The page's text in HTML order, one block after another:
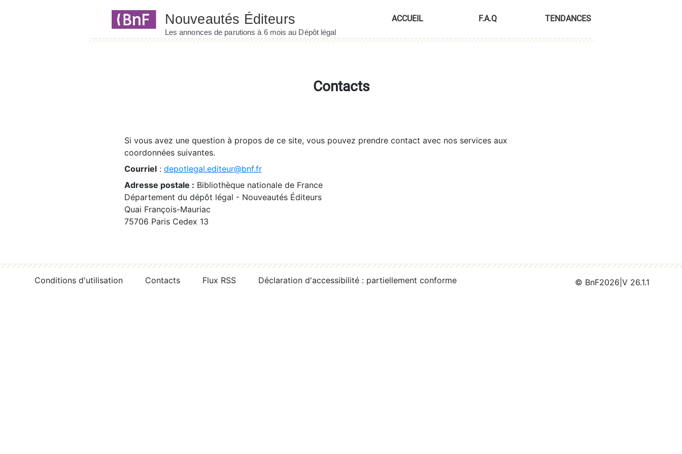
ACCUEIL F.A.Q TENDANCES
Contacts
Si vous avez une question à propos de ce site, vous pouvez prendre contact avec nos services aux
coordonnées suivantes.
Courriel : depotlegal.editeur@bnf.fr
Adresse postale : Bibliothèque nationale de France
Département du dépôt légal - Nouveautés Éditeurs
Quai François-Mauriac
75706 Paris Cedex 13
Conditions d'utilisation Contacts Flux RSS Déclaration d'accessibilité : partiellement conforme © BnF2026 V 26.1.1